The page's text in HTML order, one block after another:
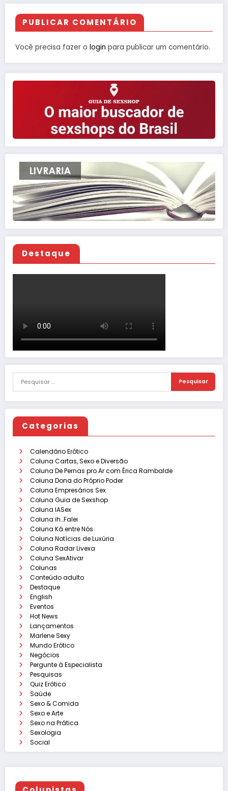
PUBLICAR COMENTÁRIO
Você precisa fazer o login para publicar um comentário.
Destaque
Categorias
Calendário Erótico
Coluna Cartas, Sexo e Diversão
Coluna De Pernas pro Ar com Érica Rambalde
Coluna Dona do Próprio Poder
Coluna Empresários Sex
Coluna Guia de Sexshop
Coluna IASex
Coluna ih…Falei
Coluna Ká entre Nós
Coluna Notícias de Luxúria
Coluna Radar Livexa
Coluna SexAtivar
Colunas
Conteúdo adulto
Destaque
English
Eventos
Hot News
Lançamentos
Marlene Sexy
Mundo Erótico
Negócios
Pergunte à Especialista
Pesquisas
Quiz Erótico
Saúde
Sexo & Comida
Sexo e Arte
Sexo na Prática
Sexologia
Social